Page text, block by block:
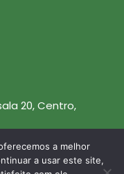
20, Centro,
a melhor
a usar este site,